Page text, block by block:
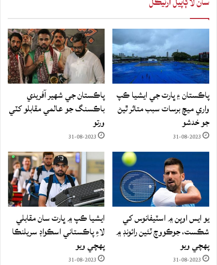
پاڪستان ۽ ڀارت جي ايشيا ڪپ
واري ميچ برسات سبب متاثر ٿيڻ
جو خدشو
31-08-2023
پاڪستان جي شهير آفريدي
باڪسنگ جو عالمي مقابلو کٽي
ورتو
31-08-2023
يو ايس اوپن ۾ اسٽيفانوس کي
شڪست، جوڪووچ ٽئين رائونڊ ۾
پهچي ويو
31-08-2023
ايشيا ڪپ ۾ ڀارت سان مقابلي
لاءِ پاڪستاني اسڪواڊ سريلنڪا
پهچي ويو
31-08-2023